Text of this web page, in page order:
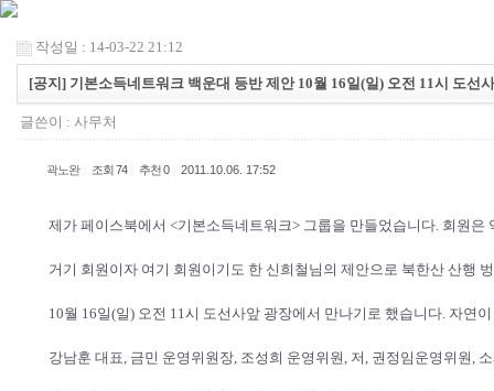
작성일 : 14-03-22 21:12
[공지] 기본소득네트워크 백운대 등반 제안 10월 16일(일) 오전 11시 도선
글쓴이 : 사무처
곽노완 조회 74 추천 0 2011.10.06. 17:52
제가 페이스북에서 <기본소득네트워크> 그룹을 만들었습니다. 회원은
거기 회원이자 여기 회원이기도 한 신희철님의 제안으로 북한산 산행
10월 16일(일) 오전 11시 도선사앞 광장에서 만나기로 했습니다. 자연
강남훈 대표, 금민 운영위원장, 조성희 운영위원, 저, 권정임운영위원,